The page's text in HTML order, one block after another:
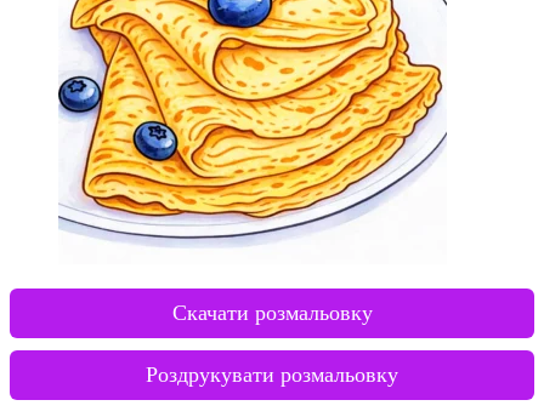
Скачати розмальовку
Роздрукувати розмальовку